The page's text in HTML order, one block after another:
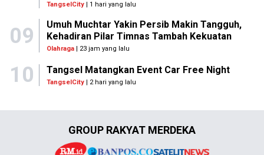
TangselCity| 1 hari yang lalu
09
Umuh Muchtar Yakin Persib Makin Tangguh,
Kehadiran Pilar Timnas Tambah Kekuatan
Olahraga| 23 jam yang lalu
10 Tangsel Matangkan Event Car Free Night
TangselCity | 2 hari yang lalu
GROUP RAKYAT MERDEKA